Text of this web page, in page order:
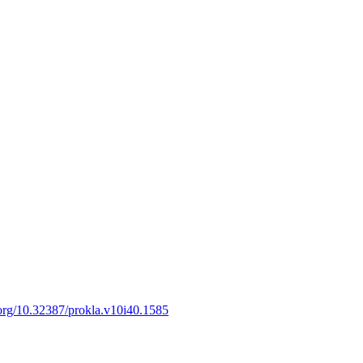
10.32387/prokla.v10i40.1585